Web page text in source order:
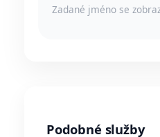
Zadané jméno se
Podobné služby